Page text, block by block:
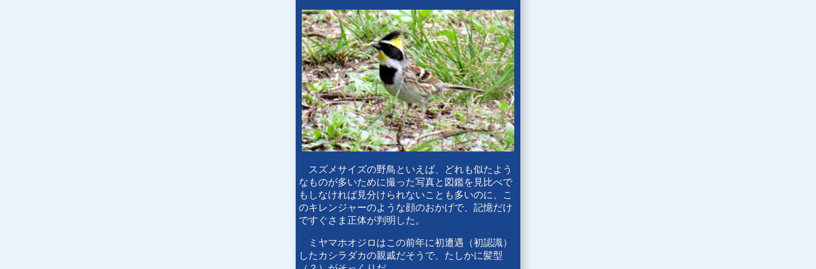
スズメサイズの野鳥といえば、どれも似たよう
なものが多いために撮った写真と図鑑を見比べで
もしなければ見分けられないことも多いのに、こ
のキレンジャーのような顔のおかげで、記憶だけ
ですぐさま正体が判明した。
ミヤマホオジロはこの前年に初遭遇（初認識）
したカシラダカの親戚だそうで、たしかに髪型